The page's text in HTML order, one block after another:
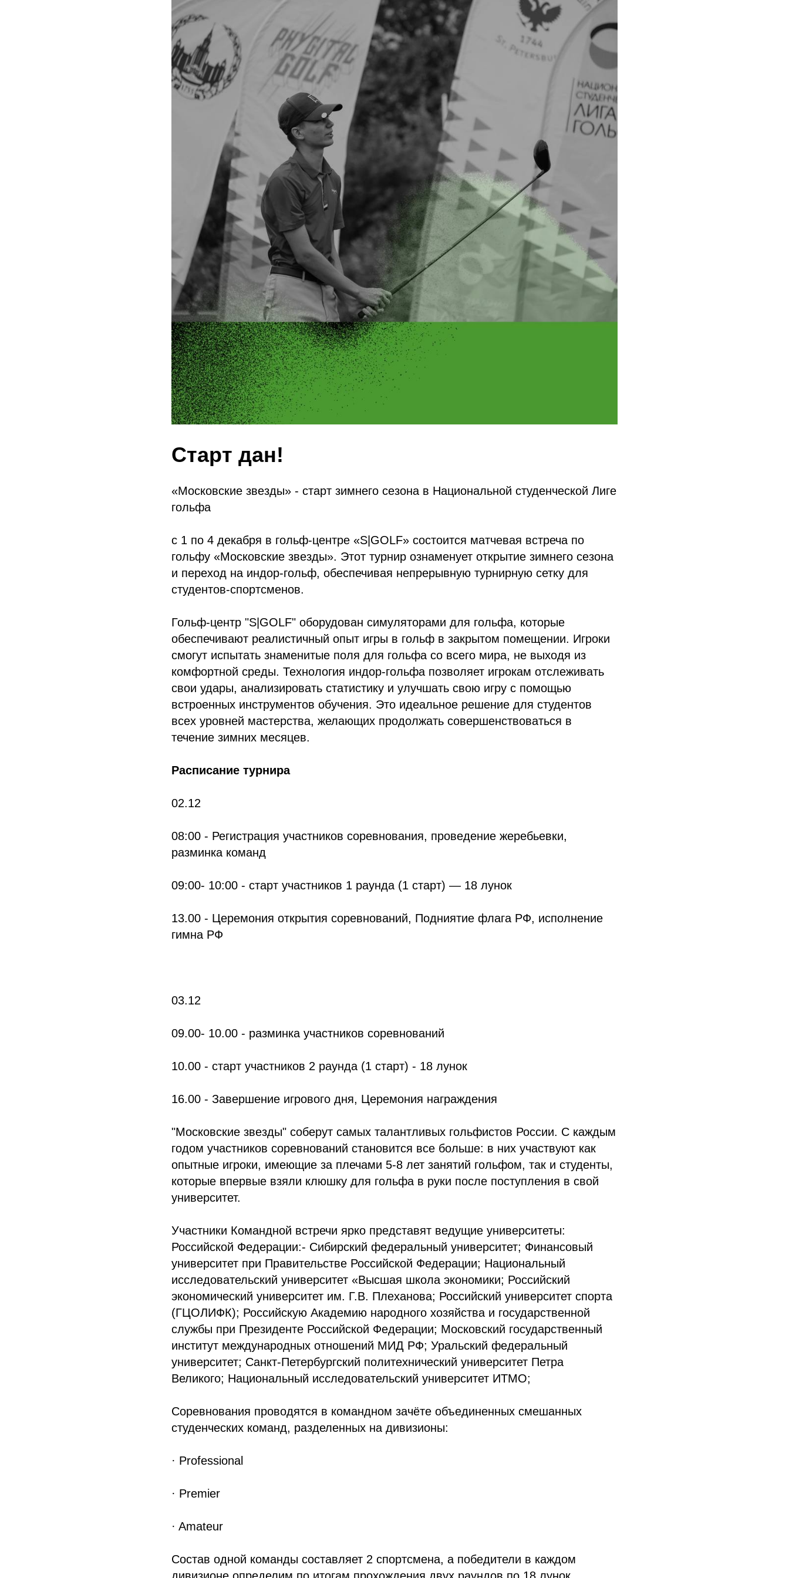
Старт дан!
«Московские звезды» - старт зимнего сезона в Национальной студенческой Лиге
гольфа
с 1 по 4 декабря в гольф-центре «S|GOLF» состоится матчевая встреча по
гольфу «Московские звезды». Этот турнир ознаменует открытие зимнего сезона
и переход на индор-гольф, обеспечивая непрерывную турнирную сетку для
студентов-спортсменов.
Гольф-центр "S|GOLF" оборудован симуляторами для гольфа, которые
обеспечивают реалистичный опыт игры в гольф в закрытом помещении. Игроки
смогут испытать знаменитые поля для гольфа со всего мира, не выходя из
комфортной среды. Технология индор-гольфа позволяет игрокам отслеживать
свои удары, анализировать статистику и улучшать свою игру с помощью
встроенных инструментов обучения. Это идеальное решение для студентов
всех уровней мастерства, желающих продолжать совершенствоваться в
течение зимних месяцев.
Расписание турнира
02.12
08:00 - Регистрация участников соревнования, проведение жеребьевки,
разминка команд
09:00- 10:00 - старт участников 1 раунда (1 старт) — 18 лунок
13.00 - Церемония открытия соревнований, Подниятие флага РФ, исполнение
гимна РФ
03.12
09.00- 10.00 - разминка участников соревнований
10.00 - старт участников 2 раунда (1 старт) - 18 лунок
16.00 - Завершение игрового дня, Церемония награждения
"Московские звезды" соберут самых талантливых гольфистов России. С каждым
годом участников соревнований становится все больше: в них участвуют как
опытные игроки, имеющие за плечами 5-8 лет занятий гольфом, так и студенты,
которые впервые взяли клюшку для гольфа в руки после поступления в свой
университет.
Участники Командной встречи ярко представят ведущие университеты:
Российской Федерации:- Сибирский федеральный университет; Финансовый
университет при Правительстве Российской Федерации; Национальный
исследовательский университет «Высшая школа экономики; Российский
экономический университет им. Г.В. Плеханова; Российский университет спорта
(ГЦОЛИФК); Российскую Академию народного хозяйства и государственной
службы при Президенте Российской Федерации; Московский государственный
институт международных отношений МИД РФ; Уральский федеральный
университет; Санкт-Петербургский политехнический университет Петра
Великого; Национальный исследовательский университет ИТМО;
Соревнования проводятся в командном зачёте объединенных смешанных
студенческих команд, разделенных на дивизионы:
· Professional
· Premier
· Amateur
Состав одной команды составляет 2 спортсмена, а победители в каждом